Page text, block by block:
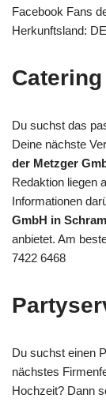
Facebook Fans
Herkunftsland: DE
Du suchst das
Deine nächste
der Metzger
Redaktion liegen
Informationen
GmbH in
anbietet. Am
7422 6468
Du suchst einen
nächstes
Hochzeit? Dann